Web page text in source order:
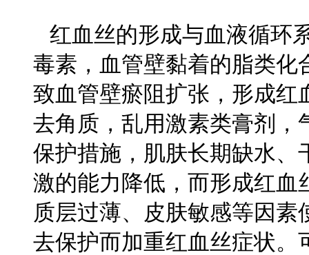
红血丝的形成与血液循环
毒素，血管壁黏着的脂类化
致血管壁瘀阻扩张，形成红
去角质，乱用激素类膏剂，
保护措施，肌肤长期缺水、
激的能力降低，而形成红血
质层过薄、皮肤敏感等因
去保护而加重红血丝症状。